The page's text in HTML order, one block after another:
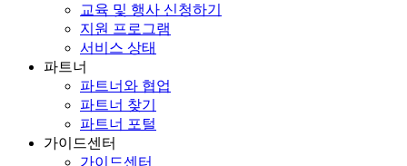
교육 및 행사 신청하기
지원 프로그램
서비스 상태
파트너
파트너와 협업
파트너 찾기
파트너 포털
가이드센터
가이드센터